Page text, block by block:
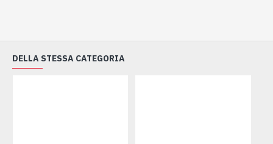
DELLA STESSA CATEGORIA